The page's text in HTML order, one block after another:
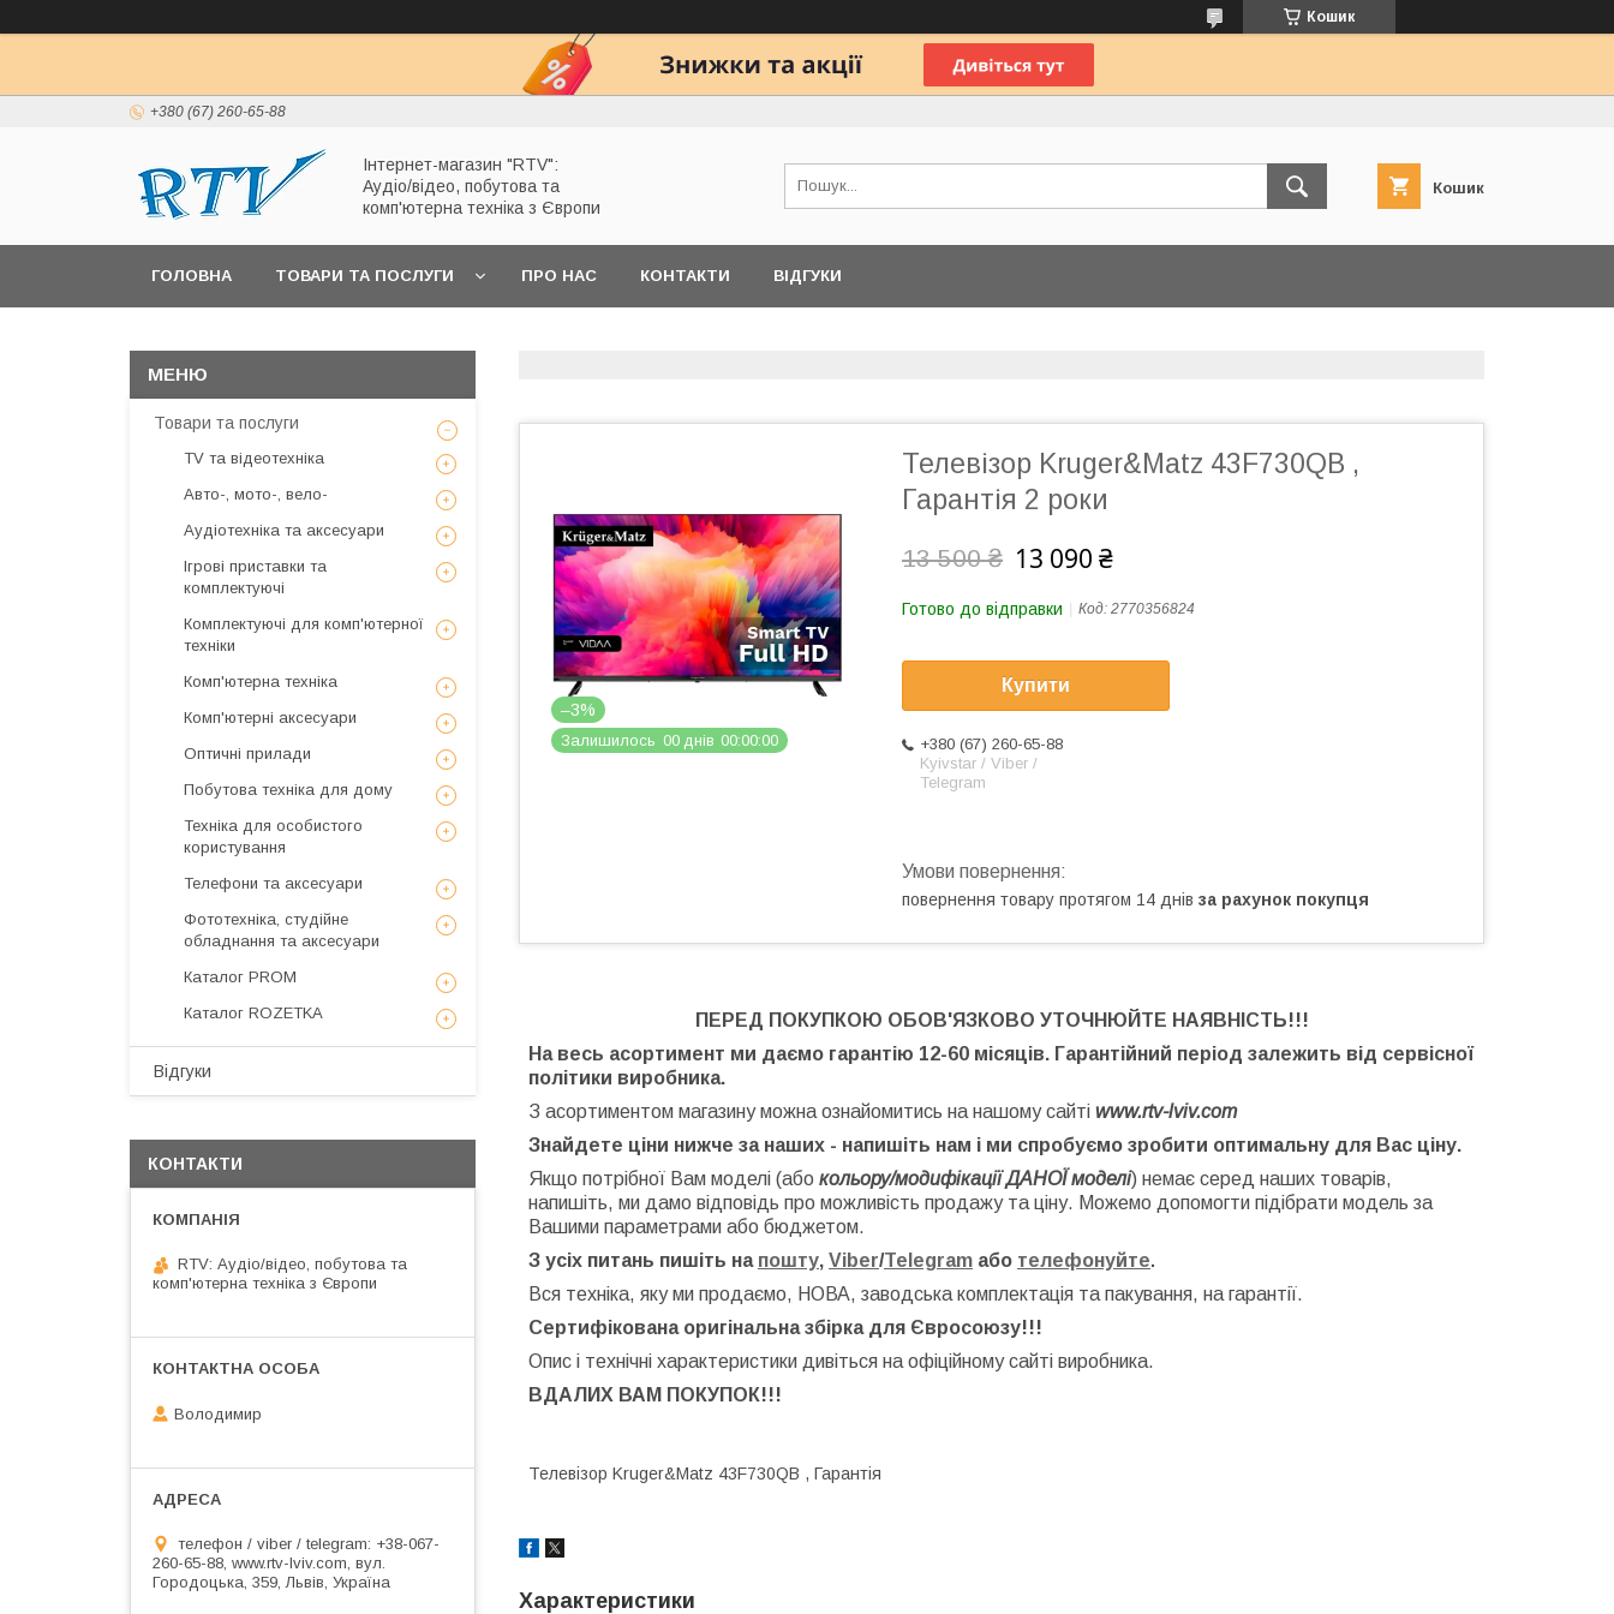
Кошик
+380 (67) 260-65-88
Інтернет-магазин "RTV":
Аудіо/відео, побутова та
комп'ютерна техніка з Європи
Кошик
ГОЛОВНА ТОВАРИ ТА ПОСЛУГИ ПРО НАС КОНТАКТИ ВІДГУКИ
–3%
Залишилось 00 днів 00 00 00
Телевізор Kruger&Matz 43F730QB ,
Гарантія 2 роки
13 500 ₴ 13 090 ₴
Готово до відправки Код: 2770356824
Купити
+380 (67) 260-65-88
Kyivstar / Viber /
Telegram
повернення товару протягом 14 днів за рахунок покупця
ПЕРЕД ПОКУПКОЮ ОБОВ'ЯЗКОВО УТОЧНЮЙТЕ НАЯВНІСТЬ!!!
На весь асортимент ми даємо гарантію 12-60 місяців. Гарантійний період залежить від сервісної
політики виробника.
З асортиментом магазину можна ознайомитись на нашому сайті www.rtv-lviv.com
Знайдете ціни нижче за наших - напишіть нам і ми спробуємо зробити оптимальну для Вас ціну.
Якщо потрібної Вам моделі (або кольору/модифікації ДАНОЇ моделі) немає серед наших товарів,
напишіть, ми дамо відповідь про можливість продажу та ціну. Можемо допомогти підібрати модель за
Вашими параметрами або бюджетом.
З усіх питань пишіть на пошту, Viber/Telegram або телефонуйте.
Вся техніка, яку ми продаємо, НОВА, заводська комплектація та пакування, на гарантії.
Сертифікована оригінальна збірка для Євросоюзу!!!
Опис і технічні характеристики дивіться на офіційному сайті виробника.
ВДАЛИХ ВАМ ПОКУПОК!!!
Телевізор Kruger&Matz 43F730QB , Гарантія
Характеристики
Товари та послуги
TV та відеотехніка
Авто-, мото-, вело-
Аудіотехніка та аксесуари
Ігрові приставки та
комплектуючі
Комплектуючі для комп'ютерної
техніки
Комп'ютерна техніка
Комп'ютерні аксесуари
Оптичні прилади
Побутова техніка для дому
Техніка для особистого
користування
Телефони та аксесуари
Фототехніка, студійне
обладнання та аксесуари
Каталог PROM
Каталог ROZETKA
Відгуки
КОНТАКТИ
RTV: Аудіо/відео, побутова та
комп'ютерна техніка з Європи
Володимир
телефон / viber / telegram: +38-067-
260-65-88, www.rtv-lviv.com, вул.
Городоцька, 359, Львів, Україна